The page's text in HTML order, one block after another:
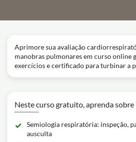
Aprimore sua avaliação
manobras pulmonares em curso online
exercícios e certificado para turbinar a
Neste curso gratuito, aprenda sobre
Semiologia respiratória: inspeção,
ausculta